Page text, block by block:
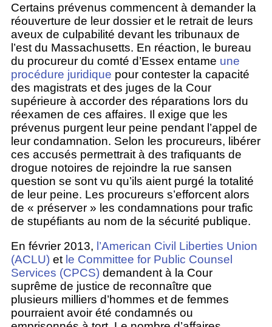
Certains prévenus commencent à demander la
réouverture de leur dossier et le retrait de leurs
aveux de culpabilité devant les tribunaux de
l’est du Massachusetts. En réaction, le bureau
du procureur du comté d’Essex entame une
procédure juridique pour contester la capacité
des magistrats et des juges de la Cour
supérieure à accorder des réparations lors du
réexamen de ces affaires. Il exige que les
prévenus purgent leur peine pendant l’appel de
leur condamnation. Selon les procureurs, libérer
ces accusés permettrait à des trafiquants de
drogue notoires de rejoindre la rue sansen
question se sont vu qu’ils aient purgé la totalité
de leur peine. Les procureurs s’efforcent alors
de « préserver » les condamnations pour trafic
de stupéfiants au nom de la sécurité publique.
En février 2013, l’American Civil Liberties Union
(ACLU) et le Committee for Public Counsel
Services (CPCS) demandent à la Cour
suprême de justice de reconnaître que
plusieurs milliers d’hommes et de femmes
pourraient avoir été condamnés ou